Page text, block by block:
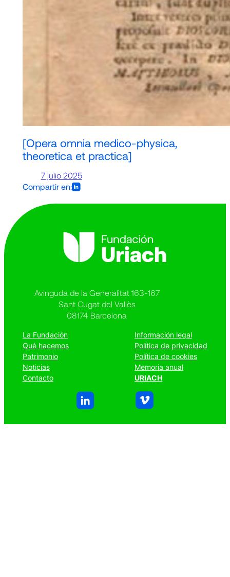
[Opera omnia medico-physica,
theoretica et practica]
7 julio 2025
Compartir en:
Avinguda de la Generalitat 163-167
Sant Cugat del Vallès
08174 Barcelona
La Fundación
Qué hacemos
Patrimonio
Noticias
Contacto
Información legal
Política de privacidad
Política de cookies
Memoria anual
URIACH